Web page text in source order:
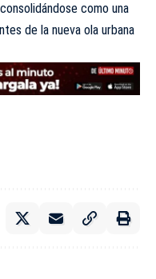
como una
de la nueva ola urbana